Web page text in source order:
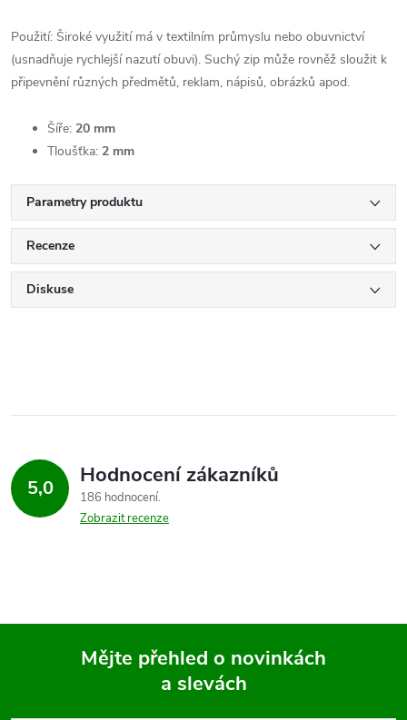
Použití: Široké využití má v textilním průmyslu nebo obuvnictví
(usnadňuje rychlejší nazutí obuvi). Suchý zip může rovněž sloužit k
připevnění různých předmětů, reklam, nápisů, obrázků apod.
Šíře: 20 mm
Tloušťka: 2 mm
Parametry produktu
Recenze
Diskuse
5,0 Hodnocení zákazníků
186 hodnocení
Zobrazit recenze
Mějte přehled o novinkách
a slevách